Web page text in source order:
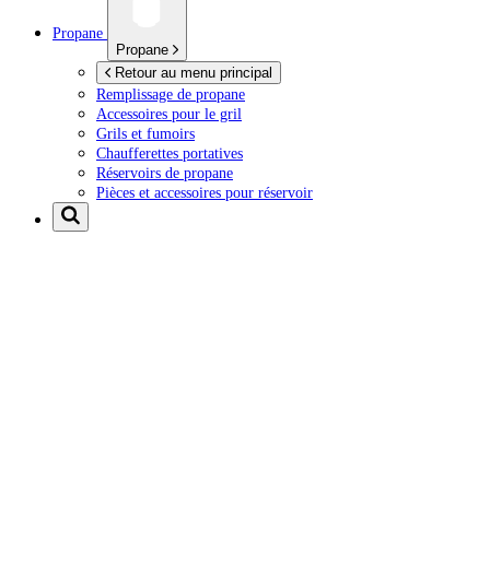
Propane
Propane
Retour au menu principal
Remplissage de propane
Accessoires pour le gril
Grils et fumoirs
Chaufferettes portatives
Réservoirs de propane
Pièces et accessoires pour réservoir